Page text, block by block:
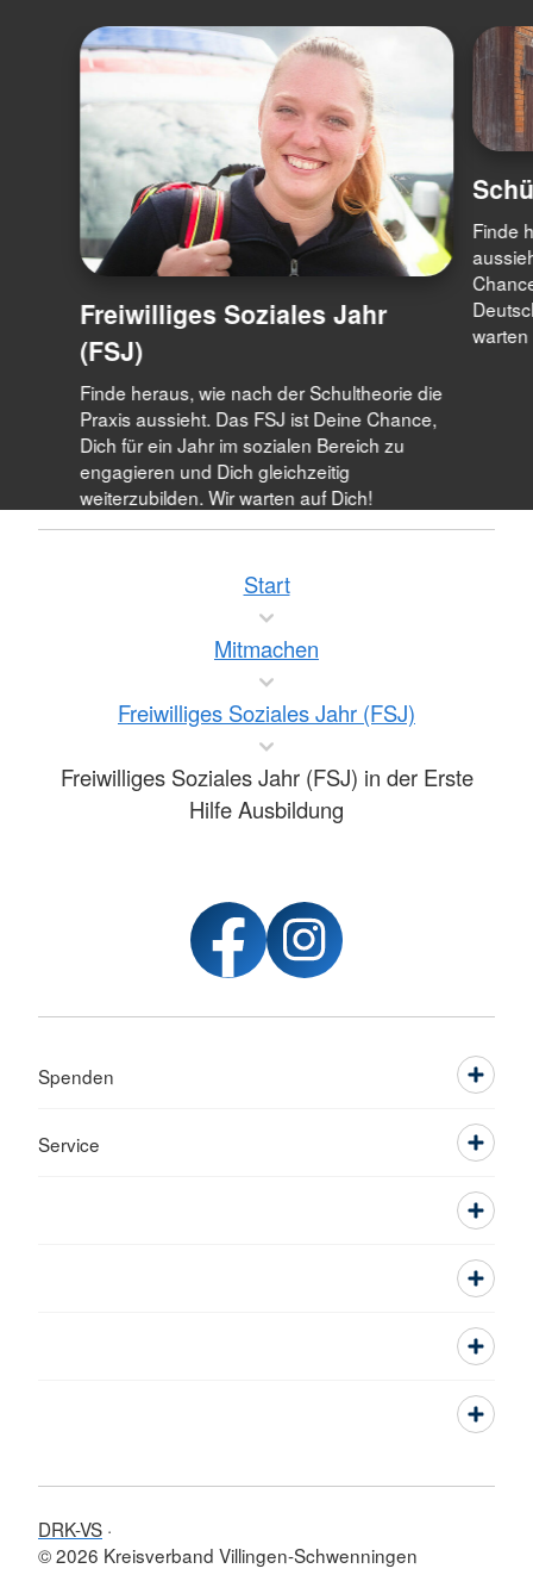
Freiwilliges Soziales Jahr
(FSJ)
Finde heraus, wie nach der Schultheorie die
Praxis aussieht. Das FSJ ist Deine Chance,
Dich für ein Jahr im sozialen Bereich zu
engagieren und Dich gleichzeitig
weiterzubilden. Wir warten auf Dich!
Finde
warten
Start
Mitmachen
Freiwilliges Soziales Jahr (FSJ)
Freiwilliges Soziales Jahr (FSJ) in der Erste
Hilfe Ausbildung
Spenden
Service
DRK-VS
© 2026 Kreisverband Villingen-Schwenningen